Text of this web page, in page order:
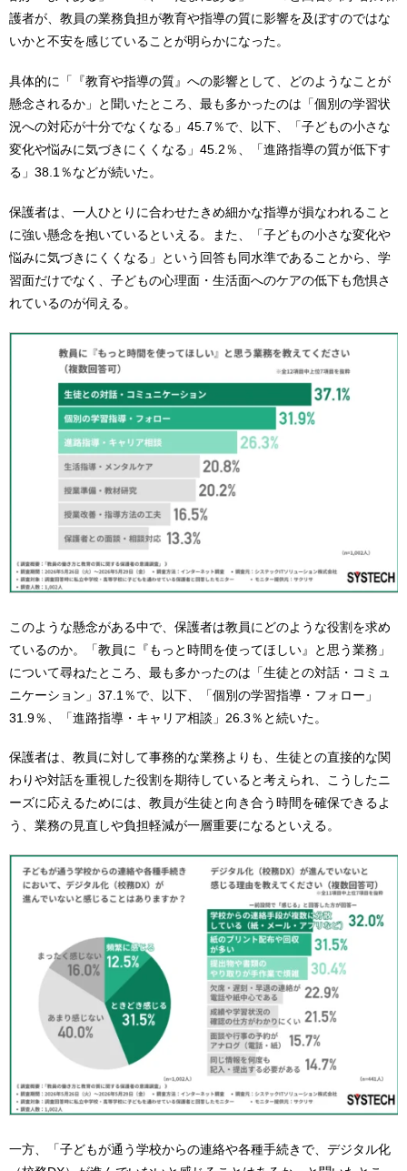
護者が、教員の業務負担が教育や指導の質に影響を及ぼすのではな
いかと不安を感じていることが明らかになった。
具体的に「『教育や指導の質』への影響として、どのようなことが
懸念されるか」と聞いたところ、最も多かったのは「個別の学習状
況への対応が十分でなくなる」45.7％で、以下、「子どもの小さな
変化や悩みに気づきにくくなる」45.2％、「進路指導の質が低下す
る」38.1％などが続いた。
保護者は、一人ひとりに合わせたきめ細かな指導が損なわれること
に強い懸念を抱いているといえる。また、「子どもの小さな変化や
悩みに気づきにくくなる」という回答も同水準であることから、学
習面だけでなく、子どもの心理面・生活面へのケアの低下も危惧さ
れているのが伺える。
このような懸念がある中で、保護者は教員にどのような役割を求め
ているのか。「教員に『もっと時間を使ってほしい』と思う業務」
について尋ねたところ、最も多かったのは「生徒との対話・コミュ
ニケーション」37.1％で、以下、「個別の学習指導・フォロー」
31.9％、「進路指導・キャリア相談」26.3％と続いた。
保護者は、教員に対して事務的な業務よりも、生徒との直接的な関
わりや対話を重視した役割を期待していると考えられ、こうしたニ
ーズに応えるためには、教員が生徒と向き合う時間を確保できるよ
う、業務の見直しや負担軽減が一層重要になるといえる。
一方、「子どもが通う学校からの連絡や各種手続きで、デジタル化